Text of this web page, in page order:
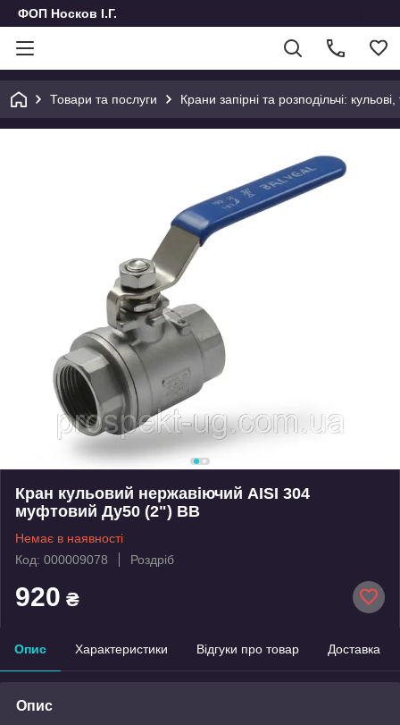
ФОП Носков І.Г.
Товари та послуги Крани запірні та розподільчі:
Кран кульовий нержавіючий AISI 304
муфтовий Ду50 (2") ВВ
Немає в наявності
Код: 000009078
Роздріб
920 ₴
Опис Характеристики Відгуки про товар Доставка
Опис